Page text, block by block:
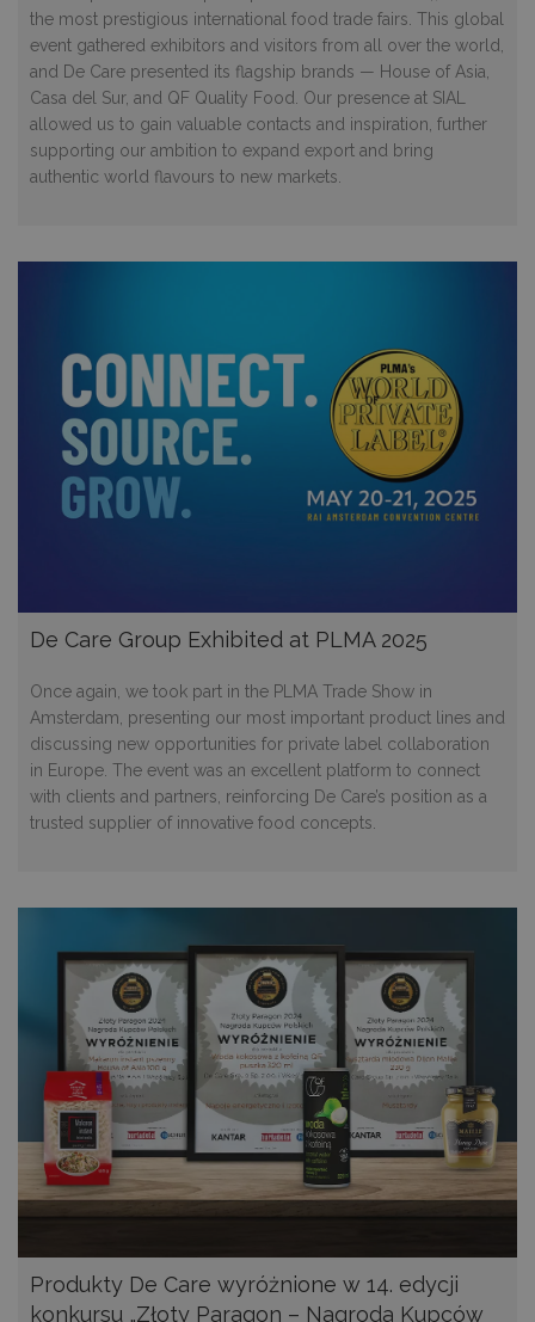
the most prestigious international food trade fairs. This global
event gathered exhibitors and visitors from all over the world,
and De Care presented its flagship brands — House of Asia,
Casa del Sur, and QF Quality Food. Our presence at SIAL
allowed us to gain valuable contacts and inspiration, further
supporting our ambition to expand export and bring
authentic world flavours to new markets.
De Care Group Exhibited at PLMA 2025
Once again, we took part in the PLMA Trade Show in
Amsterdam, presenting our most important product lines and
discussing new opportunities for private label collaboration
in Europe. The event was an excellent platform to connect
with clients and partners, reinforcing De Care’s position as a
trusted supplier of innovative food concepts.
Produkty De Care wyróżnione w 14. edycji
konkursu „Złoty Paragon – Nagroda Kupców